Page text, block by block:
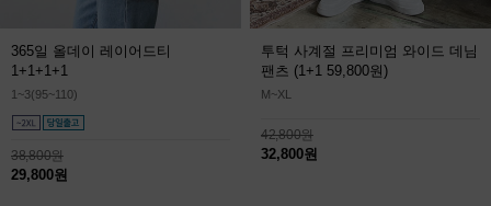
365일 올데이 레이어드티
1+1+1+1
1~3(95~110)
38,800원
29,800원
투턱 사계절 프리미엄 와이드 데님
팬츠 (1+1 59,800원)
M~XL
42,800원
32,800원